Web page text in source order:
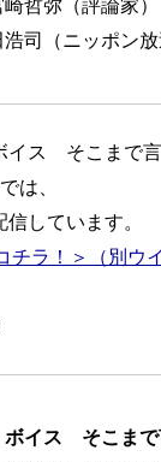
哲弥（評論家）
司（ニッポン放
イス そこまで
は、
しています。
チラ！＞（別ウ
ボイス そこまで